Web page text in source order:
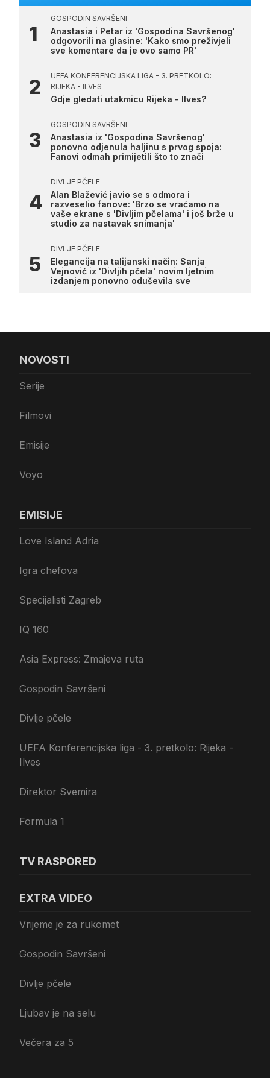
GOSPODIN SAVRŠENI
Anastasia i Petar iz 'Gospodina Savršenog'
odgovorili na glasine: 'Kako smo preživjeli
sve komentare da je ovo samo PR'
UEFA KONFERENCIJSKA LIGA - 3. PRETKOLO:
RIJEKA - ILVES
Gdje gledati utakmicu Rijeka - Ilves?
GOSPODIN SAVRŠENI
Anastasia iz 'Gospodina Savršenog'
ponovno odjenula haljinu s prvog spoja:
Fanovi odmah primijetili što to znači
DIVLJE PČELE
Alan Blažević javio se s odmora i
razveselio fanove: 'Brzo se vraćamo na
vaše ekrane s 'Divljim pčelama' i još brže u
studio za nastavak snimanja'
DIVLJE PČELE
Elegancija na talijanski način: Sanja
Vejnović iz 'Divljih pčela' novim ljetnim
izdanjem ponovno oduševila sve
NOVOSTI
Serije
Filmovi
Emisije
Voyo
EMISIJE
Love Island Adria
Igra chefova
Specijalisti Zagreb
IQ 160
Asia Express: Zmajeva ruta
Gospodin Savršeni
Divlje pčele
UEFA Konferencijska liga - 3. pretkolo: Rijeka -
Ilves
Direktor Svemira
Formula 1
TV RASPORED
EXTRA VIDEO
Vrijeme je za rukomet
Gospodin Savršeni
Divlje pčele
Ljubav je na selu
Večera za 5